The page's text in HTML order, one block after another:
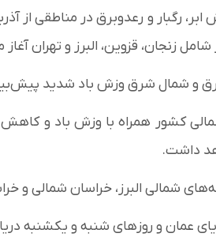
رگبار و رعدوبرق در مناطقی از
زنجان، قزوین، البرز و تهران
و شمال شرق وزش باد شدید
کشور همراه با وزش باد و
داشت.
شمالی البرز، خراسان شمالی و
عمان و روزهای شنبه و یکشنبه